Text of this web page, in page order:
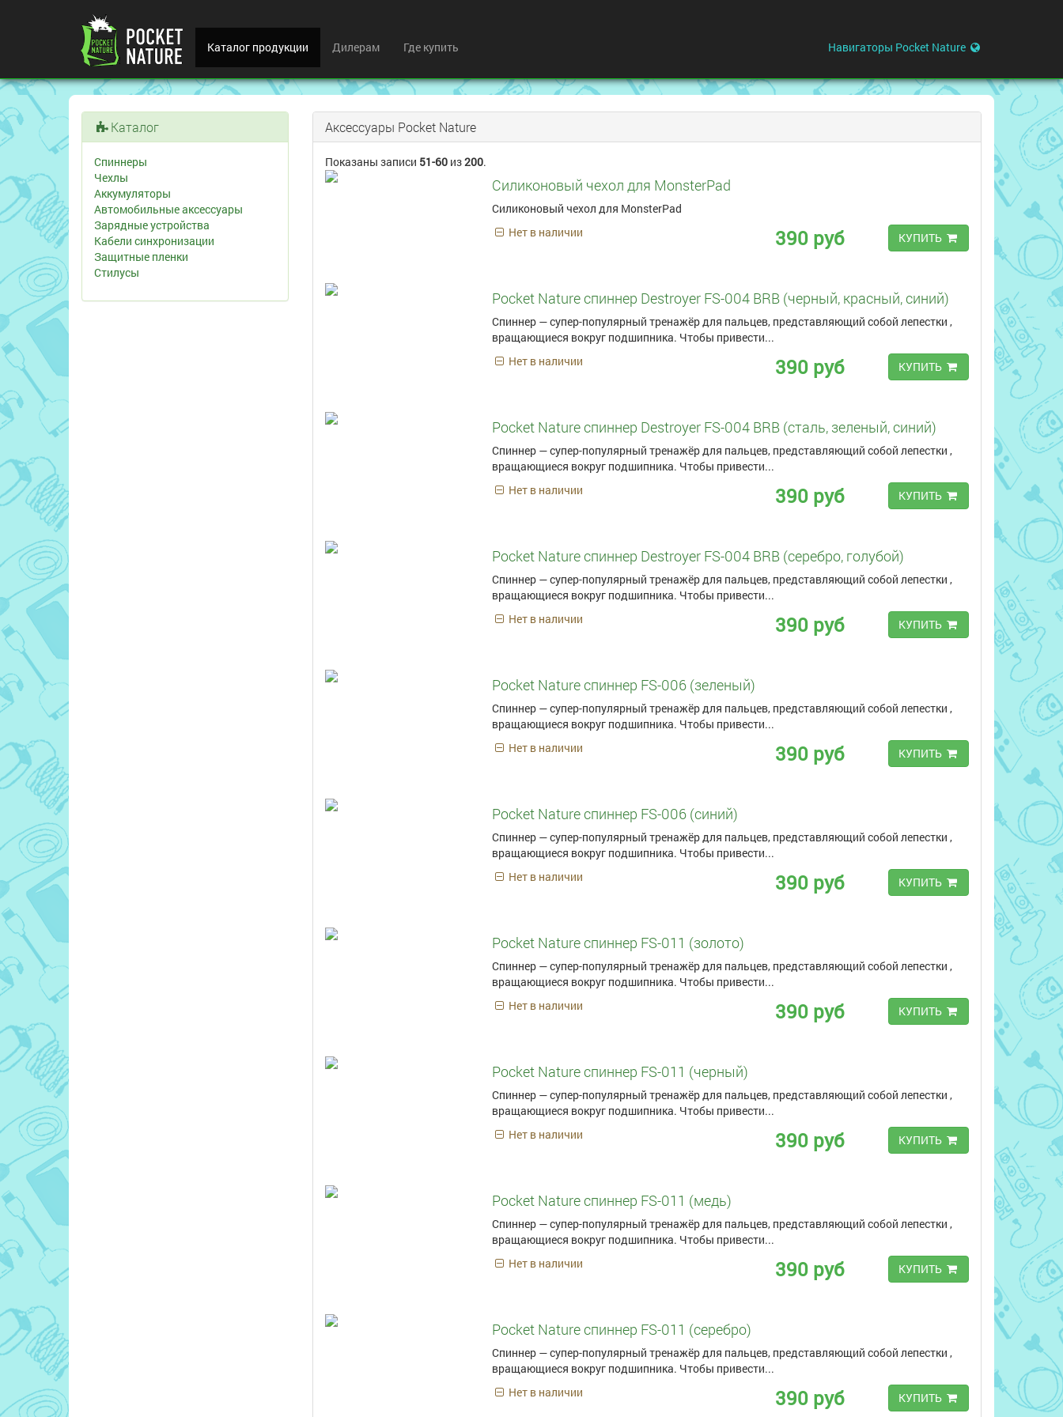
Каталог продукции Дилерам Где купить Навигаторы Pocket Nature
Каталог
Спиннеры
Чехлы
Аккумуляторы
Автомобильные аксессуары
Зарядные устройства
Кабели синхронизации
Защитные пленки
Стилусы
Аксессуары Pocket Nature
Показаны записи 51-60 из200.
Силиконовый чехол для MonsterPad
Силиконовый чехол для MonsterPad
Нет в наличии
390 руб КУПИТЬ
Pocket Nature спиннер Destroyer FS-004 BRB (черный, красный, синий)
Спиннер — супер-популярный тренажёр для пальцев, представляющий собой лепестки ,
вращающиеся вокруг подшипника. Чтобы привести...
Нет в наличии
390 руб КУПИТЬ
Pocket Nature спиннер Destroyer FS-004 BRB (сталь, зеленый, синий)
Спиннер — супер-популярный тренажёр для пальцев, представляющий собой лепестки ,
вращающиеся вокруг подшипника. Чтобы привести...
Нет в наличии
390 руб КУПИТЬ
Pocket Nature спиннер Destroyer FS-004 BRB (серебро, голубой)
Спиннер — супер-популярный тренажёр для пальцев, представляющий собой лепестки ,
вращающиеся вокруг подшипника. Чтобы привести...
Нет в наличии
390 руб КУПИТЬ
Pocket Nature спиннер FS-006 (зеленый)
Спиннер — супер-популярный тренажёр для пальцев, представляющий собой лепестки ,
вращающиеся вокруг подшипника. Чтобы привести...
Нет в наличии
390 руб КУПИТЬ
Pocket Nature спиннер FS-006 (синий)
Спиннер — супер-популярный тренажёр для пальцев, представляющий собой лепестки ,
вращающиеся вокруг подшипника. Чтобы привести...
Нет в наличии
390 руб КУПИТЬ
Pocket Nature спиннер FS-011 (золото)
Спиннер — супер-популярный тренажёр для пальцев, представляющий собой лепестки ,
вращающиеся вокруг подшипника. Чтобы привести...
Нет в наличии
390 руб КУПИТЬ
Pocket Nature спиннер FS-011 (черный)
Спиннер — супер-популярный тренажёр для пальцев, представляющий собой лепестки ,
вращающиеся вокруг подшипника. Чтобы привести...
Нет в наличии
390 руб КУПИТЬ
Pocket Nature спиннер FS-011 (медь)
Спиннер — супер-популярный тренажёр для пальцев, представляющий собой лепестки ,
вращающиеся вокруг подшипника. Чтобы привести...
Нет в наличии
390 руб КУПИТЬ
Pocket Nature спиннер FS-011 (серебро)
Спиннер — супер-популярный тренажёр для пальцев, представляющий собой лепестки ,
вращающиеся вокруг подшипника. Чтобы привести...
Нет в наличии
390 руб КУПИТЬ